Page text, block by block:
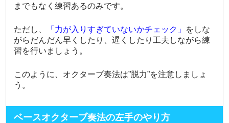
までもなく練習あるのみです。
ただし、 「力が入りすぎていないかチェック」
をしな
がらだんだん早くしたり、遅くしたり工夫しながら練
習を行いましょう。
このように、オクターブ奏法は”脱力”を注意しましょ
う。
ベースオクターブ奏法の左手のやり方